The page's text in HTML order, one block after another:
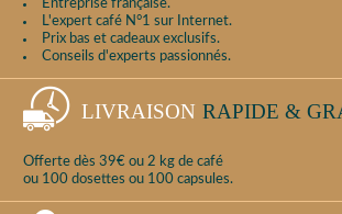
Entreprise française.
L'expert café N°1 sur Internet.
Prix bas et cadeaux exclusifs.
Conseils d'experts passionnés.
LIVRAISON RAPIDE &
Offerte dès 39€ ou 2 kg de café
ou 100 dosettes ou 100 capsules.